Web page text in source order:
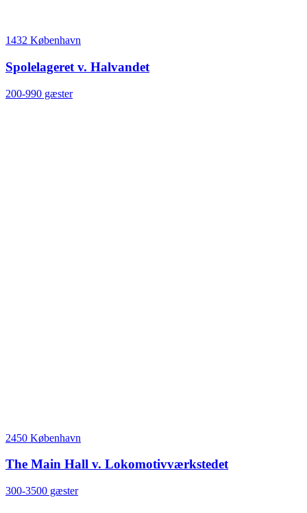
1432 København
Spolelageret v. Halvandet
200-990 gæster
2450 København
The Main Hall v. Lokomotivværkstedet
300-3500 gæster